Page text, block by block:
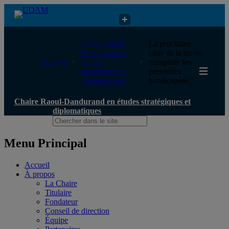
Chaire Raoul-Dandurand en études stratégiques et diplomatiques
UQAM
Chaire Raoul-
Dandurand en
études
stratégiques et
diplomatiques
La prochaine
cible de la droite
trumpiste: les
personnes
handicapées
Chaire Raoul-Dandurand en études stratégiques et
diplomatiques
Menu Principal
Accueil
À propos
La Chaire
Titulaire
Fondateur
Conseil de direction
Équipe